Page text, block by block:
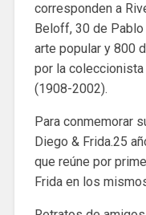
corresponden a
Beloff, 30 de
arte popular y 800
por la
(1908-2002).
Para conmemorar
Diego & Frida.25
que reúne por
Frida en los